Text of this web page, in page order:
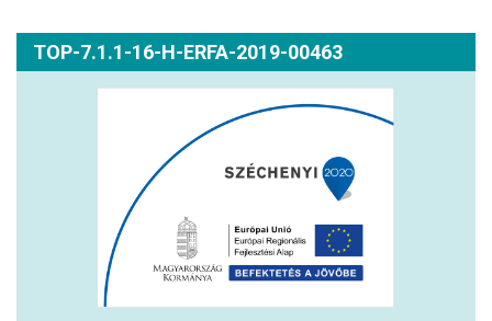
TOP-7.1.1-16-H-ERFA-2019-00463